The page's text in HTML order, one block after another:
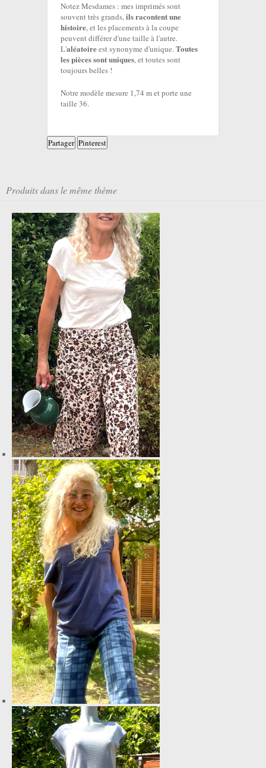
Notez Mesdames : mes imprimés sont
souvent très grands,ils racontent une
histoire, et les placements à la coupe
peuvent différer d'une taille à l'autre.
L'aléatoireest synonyme d'unique.Toutes
les pièces sont uniques, et toutes sont
toujours belles !
Notre modèle mesure 1,74 m et porte une
taille 36.
Partager Pinterest
Produits dans le même thème